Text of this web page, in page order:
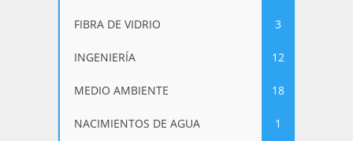
FIBRA DE VIDRIO 3
INGENIERÍA 12
MEDIO AMBIENTE 18
NACIMIENTOS DE AGUA 1